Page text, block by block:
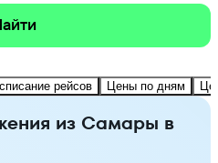
рейсов Цены по дням
из Самары в